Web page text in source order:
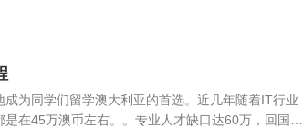
流通畅，给居住者带来好运。那么居家风水摆设要
同学们留学澳大利亚的首选。近几年随着IT行业
在45万澳币左右。。专业人才缺口达60万，回国发